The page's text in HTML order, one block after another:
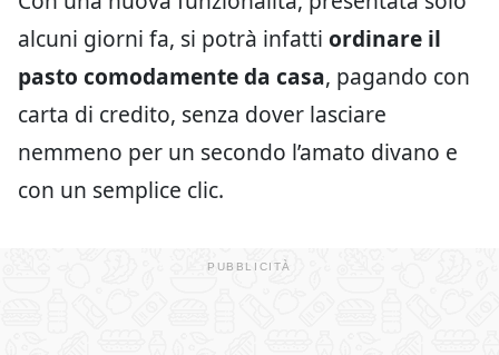
alcuni giorni fa, si potrà infatti ordinare il
pasto comodamente da casa, pagando con
carta di credito, senza dover lasciare
nemmeno per un secondo l’amato divano e
con un semplice clic.